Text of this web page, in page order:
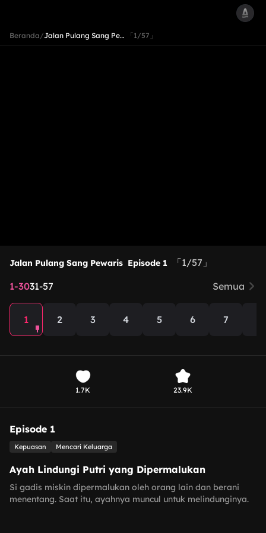
Beranda/Jalan Pulang Sang Pe… 「1/57」
Jalan Pulang Sang Pewaris Episode 1
「1/57」
1-3031-57 Semua
1 2 3 4 5 6 7
1.7K 23.9K
Episode 1
Kepuasan Mencari Keluarga
Ayah Lindungi Putri yang Dipermalukan
Si gadis miskin dipermalukan oleh orang lain dan berani
menentang. Saat itu, ayahnya muncul untuk melindunginya.